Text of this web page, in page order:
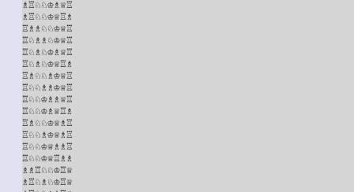
♗♖♘♘♔♗♕♖
♗♖♘♘♔♕♖♗
♖♗♗♘♘♔♕♖
♖♘♗♗♘♔♕♖
♖♘♗♘♔♗♕♖
♖♘♗♘♔♕♖♗
♖♗♘♘♗♔♕♖
♖♘♘♗♗♔♕♖
♖♘♘♔♗♗♕♖
♖♘♘♔♗♕♖♗
♖♗♘♘♔♕♗♖
♖♘♘♗♔♕♗♖
♖♘♘♔♕♗♗♖
♖♘♘♔♕♖♗♗
♗♗♖♘♘♔♖♕
♗♖♘♗♘♔♖♕